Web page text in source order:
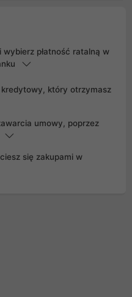
wybierz płatność ratalną w
kredytowy, który otrzymasz
umowy, poprzez
się zakupami w